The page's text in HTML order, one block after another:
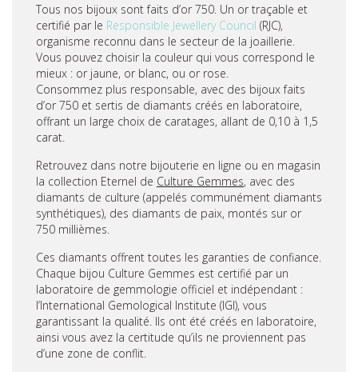
Tous nos bijoux sont faits d’or 750. Un or traçable et
certifié par le Responsible Jewellery Council (RJC),
organisme reconnu dans le secteur de la joaillerie.
Vous pouvez choisir la couleur qui vous correspond le
mieux : or jaune, or blanc, ou or rose.
Consommez plus responsable, avec des bijoux faits
d’or 750 et sertis de diamants créés en laboratoire,
offrant un large choix de caratages, allant de 0,10 à 1,5
carat.
Retrouvez dans notre bijouterie en ligne ou en magasin
la collection Eternel de Culture Gemmes, avec des
diamants de culture (appelés communément diamants
synthétiques), des diamants de paix, montés sur or
750 millièmes.
Ces diamants offrent toutes les garanties de confiance.
Chaque bijou Culture Gemmes est certifié par un
laboratoire de gemmologie officiel et indépendant :
l’International Gemological Institute (IGI), vous
garantissant la qualité. Ils ont été créés en laboratoire,
ainsi vous avez la certitude qu’ils ne proviennent pas
d’une zone de conflit.